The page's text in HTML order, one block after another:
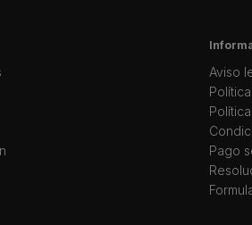
Aviso
Pago